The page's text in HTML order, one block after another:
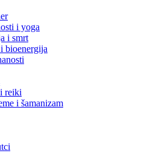
i yoga
i smrt
bioenergija
reiki
i šamanizam